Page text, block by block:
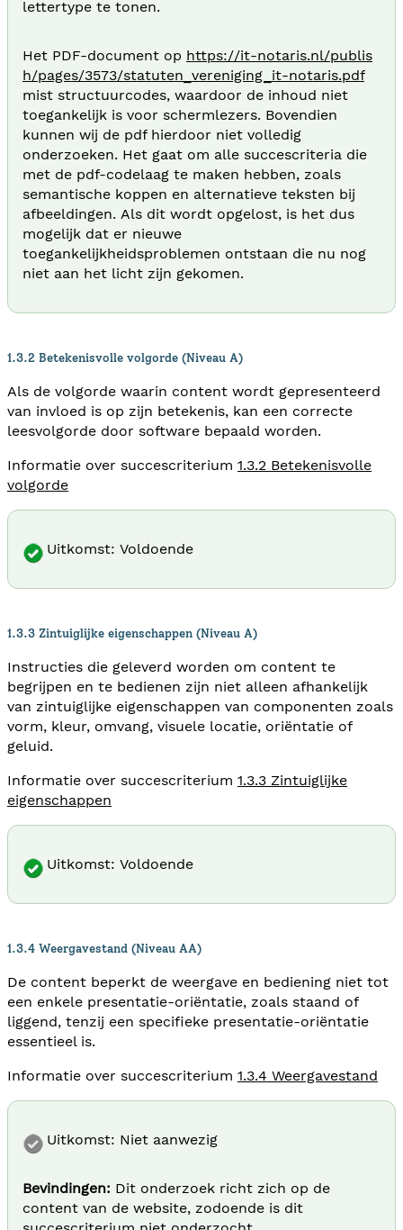
lettertype te tonen.
Het PDF-document op https://it-notaris.nl/publis
h/pages/3573/statuten_vereniging_it-notaris.pdf
mist structuurcodes, waardoor de inhoud niet
toegankelijk is voor schermlezers. Bovendien
kunnen wij de pdf hierdoor niet volledig
onderzoeken. Het gaat om alle succescriteria die
met de pdf-codelaag te maken hebben, zoals
semantische koppen en alternatieve teksten bij
afbeeldingen. Als dit wordt opgelost, is het dus
mogelijk dat er nieuwe
toegankelijkheidsproblemen ontstaan die nu nog
niet aan het licht zijn gekomen.
1.3.2 Betekenisvolle volgorde (Niveau A)
Als de volgorde waarin content wordt gepresenteerd
van invloed is op zijn betekenis, kan een correcte
leesvolgorde door software bepaald worden.
Informatie over succescriterium 1.3.2 Betekenisvolle
volgorde
Uitkomst: Voldoende
1.3.3 Zintuiglijke eigenschappen (Niveau A)
Instructies die geleverd worden om content te
begrijpen en te bedienen zijn niet alleen afhankelijk
van zintuiglijke eigenschappen van componenten zoals
vorm, kleur, omvang, visuele locatie, oriëntatie of
geluid.
Informatie over succescriterium 1.3.3 Zintuiglijke
eigenschappen
Uitkomst: Voldoende
1.3.4 Weergavestand (Niveau AA)
De content beperkt de weergave en bediening niet tot
een enkele presentatie-oriëntatie, zoals staand of
liggend, tenzij een specifieke presentatie-oriëntatie
essentieel is.
Informatie over succescriterium 1.3.4 Weergavestand
Uitkomst: Niet aanwezig
Bevindingen: Dit onderzoek richt zich op de
content van de website, zodoende is dit